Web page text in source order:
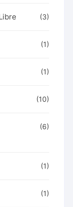
(3)
(1)
(1)
(10)
(6)
(1)
(1)